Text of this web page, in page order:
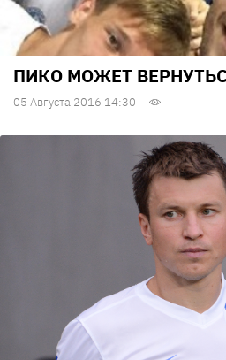
ПИКО МОЖЕТ
05 Августа 2016 14:30